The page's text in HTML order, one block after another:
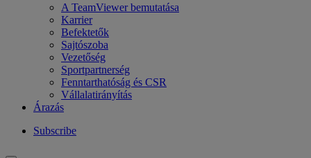
A TeamViewer bemutatása
Karrier
Befektetők
Sajtószoba
Vezetőség
Sportpartnerség
Fenntarthatóság és CSR
Vállalatirányítás
Árazás
Subscribe